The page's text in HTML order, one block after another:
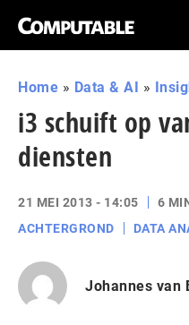
Home » Data & AI »
i3 schuift op
diensten
21 MEI 2013 - 14:05
6
ACHTERGROND
DATA
Johannes van